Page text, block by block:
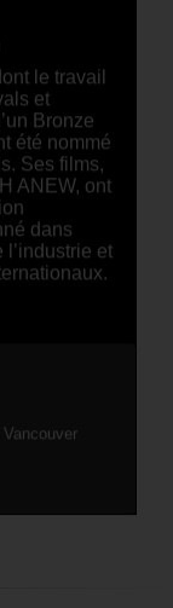
le travail
et
Bronze
été nommé
Ses films,
ANEW, ont
dans
et